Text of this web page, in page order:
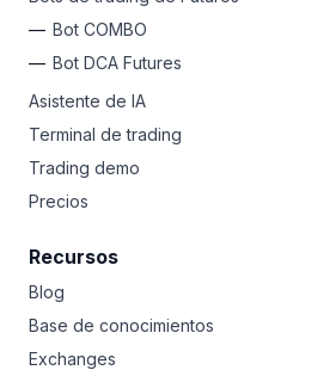
Bot COMBO
Bot DCA Futures
Asistente de IA
Terminal de trading
Trading demo
Precios
Recursos
Blog
Base de conocimientos
Exchanges